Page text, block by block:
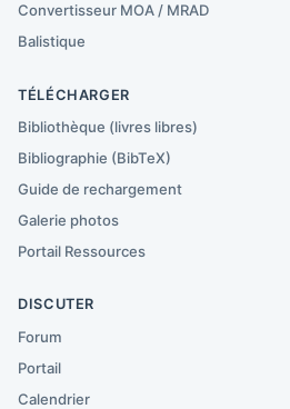
Convertisseur MOA / MRAD
Balistique
TÉLÉCHARGER
Bibliothèque (livres libres)
Bibliographie (BibTeX)
Guide de rechargement
Galerie photos
Portail Ressources
DISCUTER
Forum
Portail
Calendrier